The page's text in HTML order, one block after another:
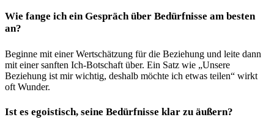
Wie fange ich ein Gespräch über Bedürfnisse am besten
an?
Beginne mit einer Wertschätzung für die Beziehung und leite dann
mit einer sanften Ich-Botschaft über. Ein Satz wie „Unsere
Beziehung ist mir wichtig, deshalb möchte ich etwas teilen“ wirkt
oft Wunder.
Ist es egoistisch, seine Bedürfnisse klar zu äußern?